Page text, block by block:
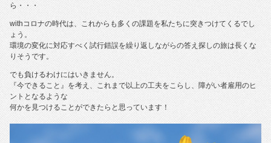
ら・・・
withコロナの時代は、これからも多くの課題を私たちに突きつけてくるでし
ょう。
環境の変化に対応すべく試行錯誤を繰り返しながらの答え探しの旅は長くな
りそうです。
でも負けるわけにはいきません。
『今できること』を考え、これまで以上の工夫をこらし、障がい者雇用のヒ
ントとなるような
何かを見つけることができたらと思っています！